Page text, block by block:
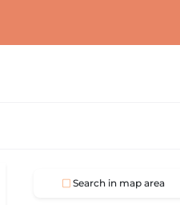
Search in map area